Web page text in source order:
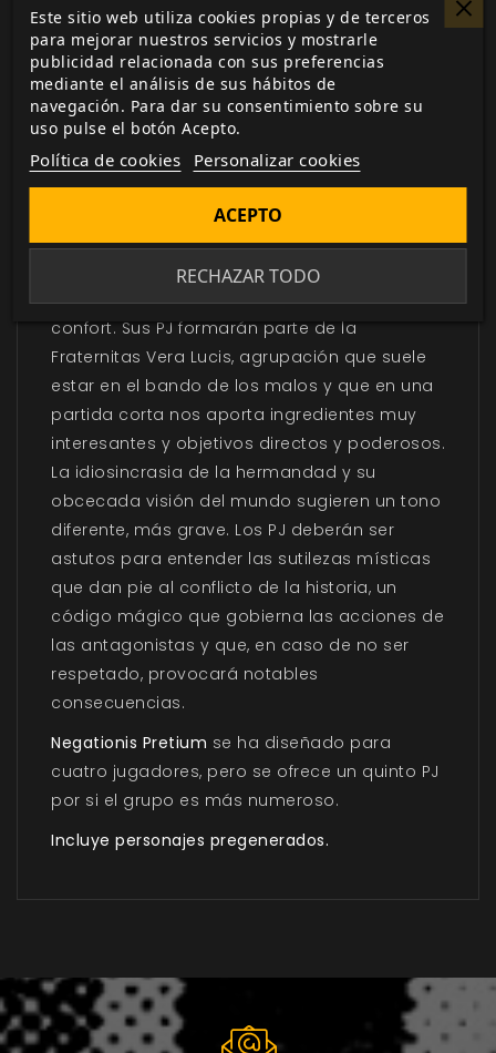
actualizada con todos los juego canjeados
o comprados.
DESCRIPCIÓN
La idea de fondo es clásica, casi canónica,
pero incluye algunos elementos que sacarán
a los jugadores de su habitual zona de
confort. Sus PJ formarán parte de la
Fraternitas Vera Lucis, agrupación que suele
estar en el bando de los malos y que en una
partida corta nos aporta ingredientes muy
interesantes y objetivos directos y poderosos.
La idiosincrasia de la hermandad y su
obcecada visión del mundo sugieren un tono
diferente, más grave. Los PJ deberán ser
astutos para entender las sutilezas místicas
que dan pie al conflicto de la historia, un
código mágico que gobierna las acciones de
las antagonistas y que, en caso de no ser
respetado, provocará notables
consecuencias.
Negationis Pretium se ha diseñado para
cuatro jugadores, pero se ofrece un quinto PJ
por si el grupo es más numeroso.
Incluye personajes pregenerados.
Este sitio web utiliza cookies propias y de terceros
para mejorar nuestros servicios y mostrarle
publicidad relacionada con sus preferencias
mediante el análisis de sus hábitos de
navegación. Para dar su consentimiento sobre su
uso pulse el botón Acepto.
Política de cookies Personalizar cookies
RECHAZAR TODO
ACEPTO